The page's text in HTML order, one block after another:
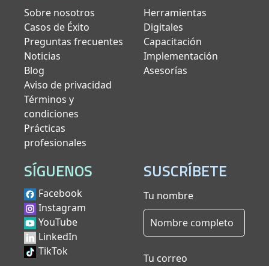
Sobre nosotros
Casos de Éxito
Preguntas frecuentes
Noticias
Blog
Aviso de privacidad
Términos y
condiciones
Prácticas
profesionales
Herramientas
Digitales
Capacitación
Implementación
Asesorías
SÍGUENOS
Facebook
Instagram
YouTube
LinkedIn
TikTok
SUSCRÍBETE
Tu nombre
Tu correo